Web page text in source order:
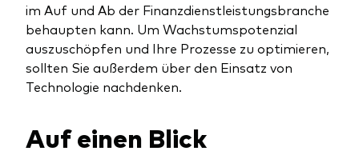
im Auf und Ab der Finanzdienstleistungsbranche
behaupten kann. Um Wachstumspotenzial
auszuschöpfen und Ihre Prozesse zu optimieren,
sollten Sie außerdem über den Einsatz von
Technologie nachdenken.
Auf einen Blick